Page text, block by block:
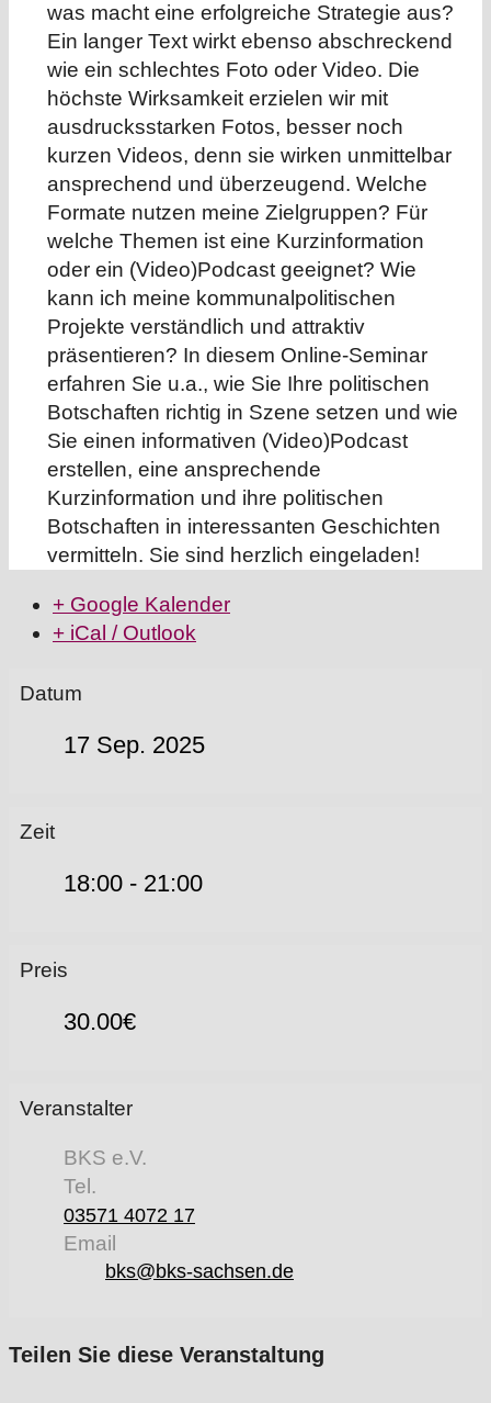
was macht eine erfolgreiche Strategie aus?
Ein langer Text wirkt ebenso abschreckend
wie ein schlechtes Foto oder Video. Die
höchste Wirksamkeit erzielen wir mit
ausdrucksstarken Fotos, besser noch
kurzen Videos, denn sie wirken unmittelbar
ansprechend und überzeugend. Welche
Formate nutzen meine Zielgruppen? Für
welche Themen ist eine Kurzinformation
oder ein (Video)Podcast geeignet? Wie
kann ich meine kommunalpolitischen
Projekte verständlich und attraktiv
präsentieren? In diesem Online-Seminar
erfahren Sie u.a., wie Sie Ihre politischen
Botschaften richtig in Szene setzen und wie
Sie einen informativen (Video)Podcast
erstellen, eine ansprechende
Kurzinformation und ihre politischen
Botschaften in interessanten Geschichten
vermitteln. Sie sind herzlich eingeladen!
+ Google Kalender
+ iCal / Outlook
Datum
17 Sep. 2025
Zeit
18:00 - 21:00
Preis
30.00€
Veranstalter
BKS e.V.
Tel.
03571 4072 17
Email
bks@bks-sachsen.de
Teilen Sie diese Veranstaltung